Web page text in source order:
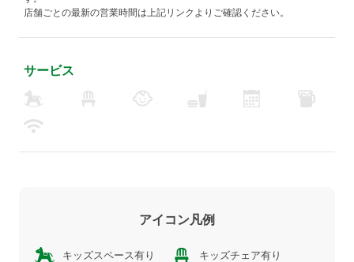
店舗ごとの最新の営業時間は上記リンクよりご確認ください。
サービス
アイコン凡例
キッズスペース有り キッズチェア有り